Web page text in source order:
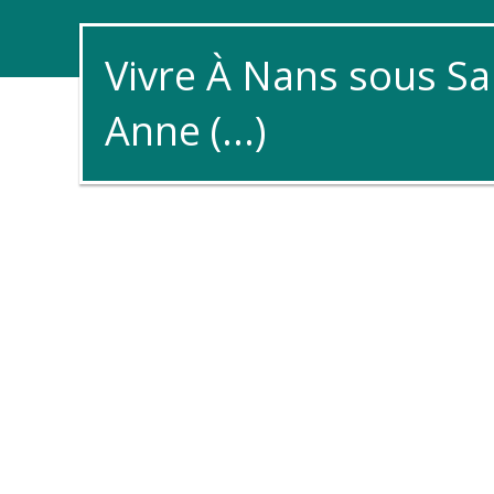
Vivre À Nans sous
Anne (...)